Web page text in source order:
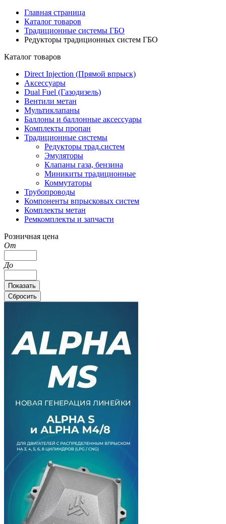
Главная страница
Каталог товаров
Традиционные системы ГБО
Редукторы традиционных систем ГБО
Каталог товаров
Direct Injection (Прямой впрыск)
Аксессуары
Dual Fuel (Газодизель)
Вентили метан
Мультиклапаны
Баллоны и баллонные аксессуары
Комплекты пропан
Традиционные системы
Редукторы трад.систем
Эмуляторы
Клапаны газа, бензина
Миникиты традиционные
Коммутаторы
Трубопроводы
Компоненты впрысковых систем
Комплекты метан
Ремкомплекты и запчасти
Розничная цена
От
До